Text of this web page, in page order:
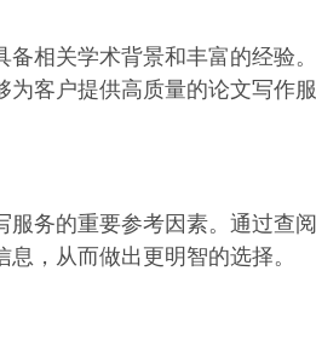
相关学术背景和丰富的经验
客户提供高质量的论文写作服
务的重要参考因素。通过查
，从而做出更明智的选择。